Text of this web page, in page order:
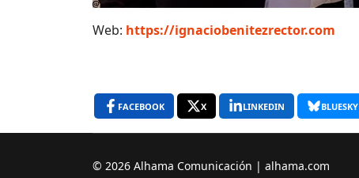
Web: https://ignaciobenitezrector.com
FACEBOOK X LINKEDIN BLUESKY
© 2026 Alhama Comunicación | alhama.com